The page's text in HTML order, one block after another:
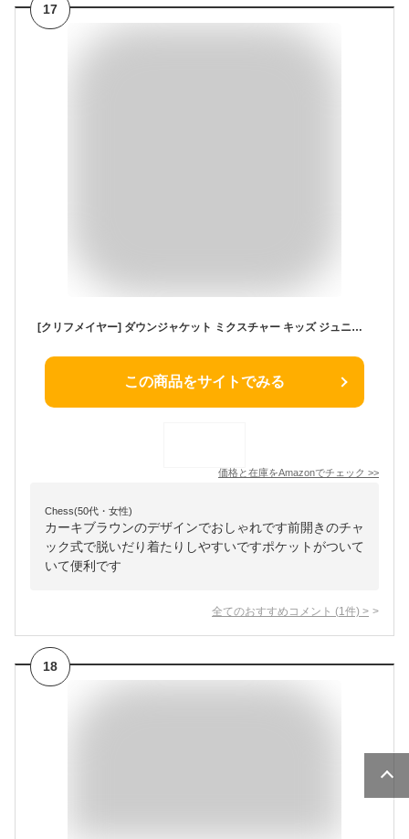
17
[クリフメイヤー] ダウンジャケット ミクスチャー キッズ ジュニア 子供服 男女兼用 150 カーキ
この商品をサイトでみる
価格と在庫をAmazonでチェック >>
Chess(50代・女性)
カーキブラウンのデザインでおしゃれです前開きのチャ
ック式で脱いだり着たりしやすいですポケットがついて
いて便利です
全てのおすすめコメント (1 件) >
18